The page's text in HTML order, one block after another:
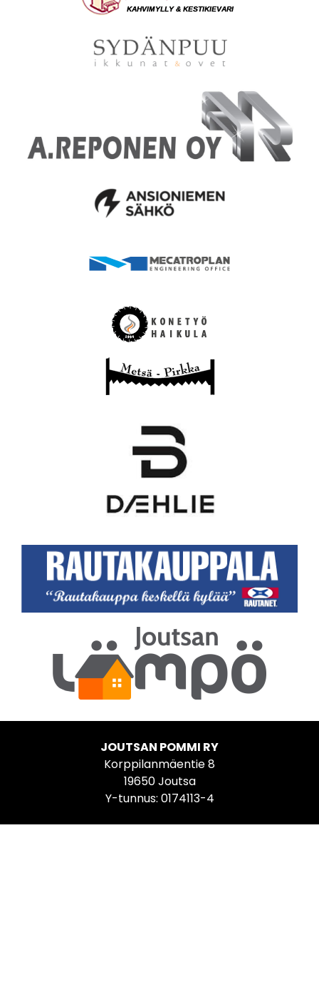
JOUTSAN POMMI RY
Korppilanmäentie 8
19650 Joutsa
Y-tunnus: 0174113-4